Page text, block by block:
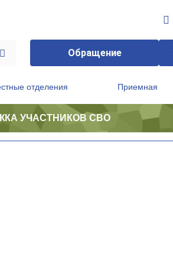
Обращение
отделения Приемная
УЧАСТНИКОВ СВО